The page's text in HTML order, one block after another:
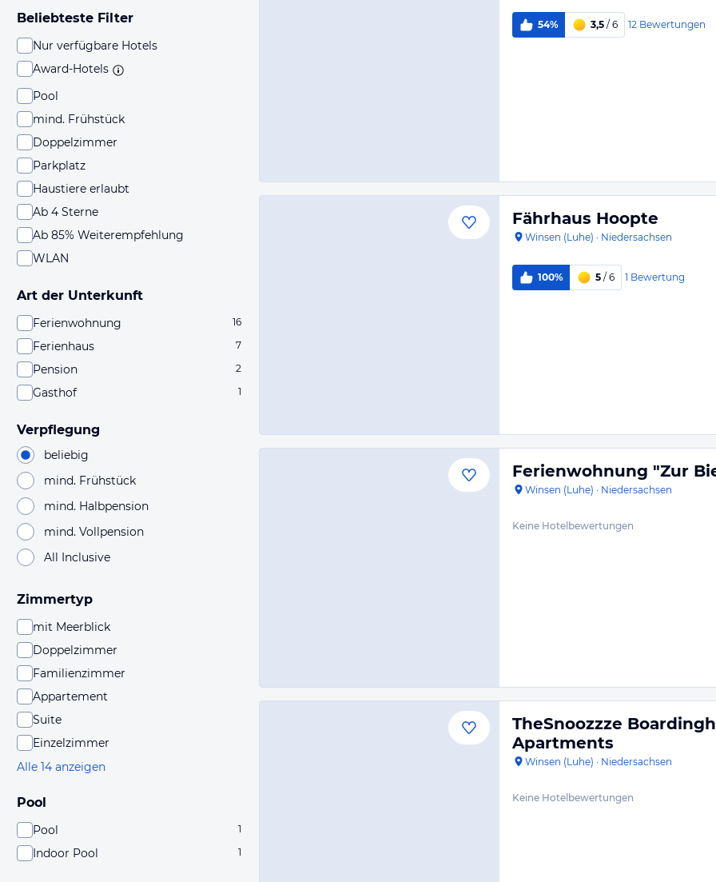
Beliebteste Filter
Nur verfügbare Hotels
Award-Hotels
Pool
mind. Frühstück
Doppelzimmer
Parkplatz
Haustiere erlaubt
Ab 4 Sterne
Ab 85% Weiterempfehlung
WLAN
Art der Unterkunft
Ferienwohnung 16
Ferienhaus 7
Pension 2
Gasthof 1
Verpflegung
beliebig
mind. Frühstück
mind. Halbpension
mind. Vollpension
All Inclusive
Zimmertyp
mit Meerblick
Doppelzimmer
Familienzimmer
Appartement
Suite
Einzelzimmer
Alle 14 anzeigen
Pool
Pool 1
Indoor Pool 1
54% 3,5 / 6 12 Bewertungen
Fährhaus Hoopte
Winsen (Luhe) · Niedersachsen
100% 5 / 6 1 Bewertung
Ferienwohnung "Zur
Winsen (Luhe) · Niedersachsen
Keine Hotelbewertungen
TheSnoozzze
Apartments
Winsen (Luhe) · Niedersachsen
Keine Hotelbewertungen